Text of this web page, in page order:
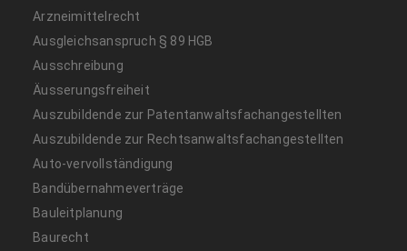
Arzneimittelrecht
Ausgleichsanspruch § 89 HGB
Ausschreibung
Äusserungsfreiheit
Auszubildende zur Patentanwaltsfachangestellten
Auszubildende zur Rechtsanwaltsfachangestellten
Auto-vervollständigung
Bandübernahmeverträge
Bauleitplanung
Baurecht